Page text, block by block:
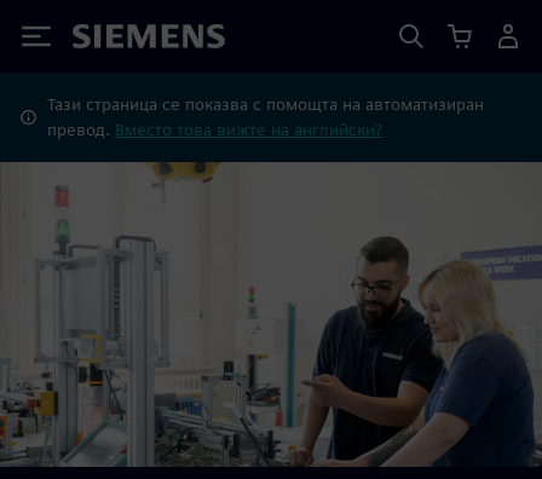
Siemens
Тази страница се показва с помощта на автоматизиран
превод. Вместо това вижте на английски?